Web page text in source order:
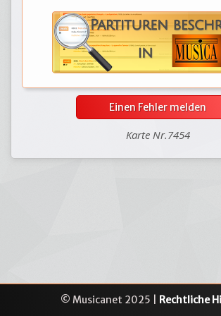
Einen Fehler melden
Karte Nr.7454
© Musicanet 2025 | Rechtliche